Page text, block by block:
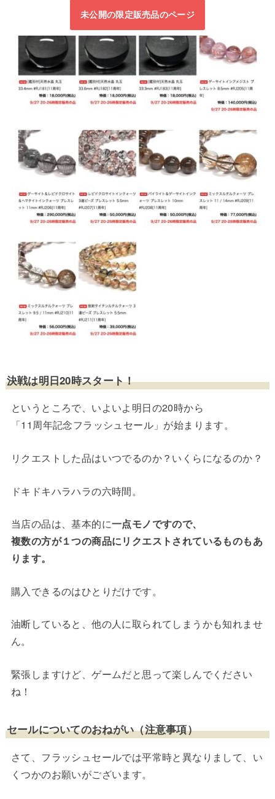
未公開の限定販売品のページ
決戦は明日20時スタート！
というところで、いよいよ明日の20時から
「11周年記念フラッシュセール」が始まります。
リクエストした品はいつでるのか？いくらになるのか？
ドキドキハラハラの六時間。
当店の品は、基本的に一点モノですので、
複数の方が１つの商品にリクエストされているものもあ
ります。
購入できるのはひとりだけです。
油断していると、他の人に取られてしまうかも知れませ
ん。
緊張しますけど、ゲームだと思って楽しんでください
ね！
セールについてのおねがい（注意事項）
さて、フラッシュセールでは平常時と異なりまして、い
くつかのお願いがございます。